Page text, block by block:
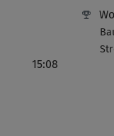
A
Nach
fast
15:08